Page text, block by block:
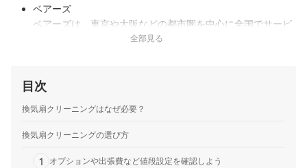
ベアーズ
ベアーズは、東京や大阪などの都市圏を中心に全国でサービ
スを展開しているのが特徴。高品質にこだわり、徹底したス
しいポイントです。長く清潔に保つ…
独自に開発した専用の洗剤を用いて、浴室全体を徹底的にき
れいにします。浴室追い焚き配管除菌洗浄にも対応してお
浄することが可能。空室清掃とセットで頼むことで、
全部見る
目次
換気扇クリーニングはなぜ必要？
換気扇クリーニングの選び方
1 オプションや出張費など値段設定を確認しよう